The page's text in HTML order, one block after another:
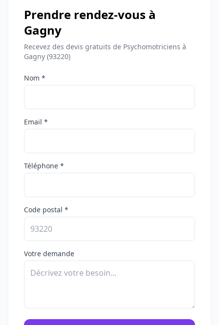
Prendre rendez-vous à
Gagny
Recevez des devis gratuits de Psychomotriciens à
Gagny (93220)
Nom *
Email *
Téléphone *
Code postal *
Votre demande